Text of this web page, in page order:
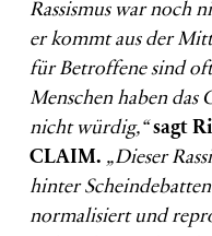
Rassismus war noch
er kommt aus der
für Betroffene sind
Menschen haben das
nicht würdig,“sagt
CLAIM. „Dieser
hinter Scheindebatten
normalisiert und